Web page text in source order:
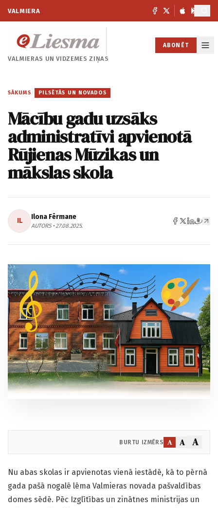
VALMIERA
VALMIERAS UNVIDZEMES ZIŅAS
ABONĒT
SĀKUMS / PILSĒTĀS UN NOVADOS
Mācību gadu uzsāks
administratīvi apvienotā
Rūjienas Mūzikas un
mākslas skola
IL Ilona Fērmane
AUTORS • 27.08.2025.
BURTU IZMĒRS A A A
Nu abas skolas ir apvienotas vienā iestādē, kā to pērnā
gada pašā nogalē lēma Valmieras novada pašvaldības
domes sēdē. Pēc Izglītības un zinātnes ministrijas un